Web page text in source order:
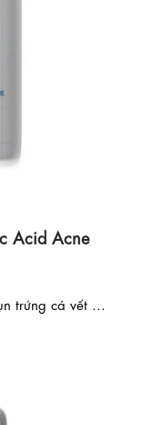
Acid Acne
trứng cá vết ...